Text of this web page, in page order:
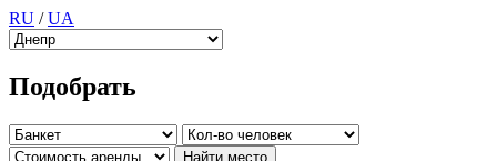
RU /UA
Подобрать